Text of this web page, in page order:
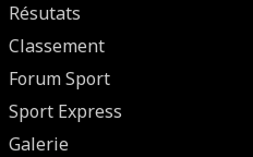
Résutats
Classement
Forum Sport
Sport Express
Galerie